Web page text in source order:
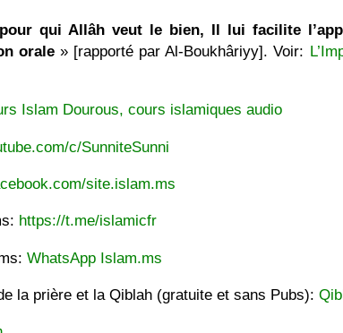
qui Allâh veut le bien, Il lui facilite
orale » [rapporté par Al-Boukhâriyy]. Voir:
Islam Dourous, cours islamiques audio
c/SunniteSunni
site.islam.ms
https://t.me/islamicfr
WhatsApp Islam.ms
la prière et la Qiblah (gratuite et sans Pubs):